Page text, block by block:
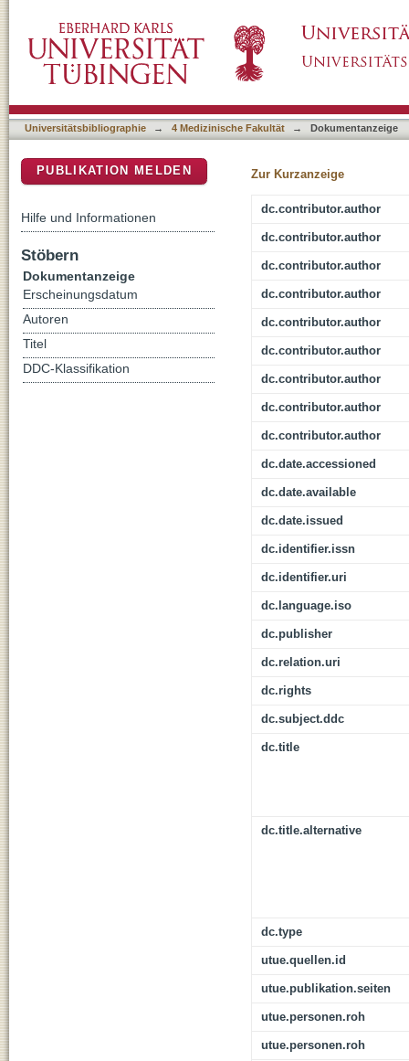
surveys (ePRO) depends on
and computer skills
Universitätsbibliographie → 4 Medizinische Fakultät → Dokumentanzeige
Zur Kurzanzeige
dc.contributor.author
dc.contributor.author
dc.contributor.author
dc.contributor.author
dc.contributor.author
dc.contributor.author
dc.contributor.author
dc.contributor.author
dc.contributor.author
dc.date.accessioned
dc.date.available
dc.date.issued
dc.identifier.issn
dc.identifier.uri
dc.language.iso
dc.publisher
dc.relation.uri
dc.rights
dc.subject.ddc
dc.title
dc.title.alternative
dc.type
utue.quellen.id
utue.publikation.seiten
utue.personen.roh
utue.personen.roh
PUBLIKATION MELDEN
Hilfe und Informationen
Stöbern
Dokumentanzeige
Erscheinungsdatum
Autoren
Titel
DDC-Klassifikation